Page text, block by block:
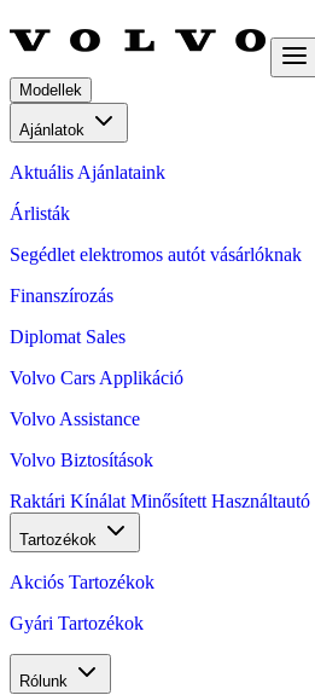
Modellek
Ajánlatok
Aktuális Ajánlataink
Árlisták
Segédlet elektromos autót vásárlóknak
Finanszírozás
Diplomat Sales
Volvo Cars Applikáció
Volvo Assistance
Volvo Biztosítások
Raktári Kínálat Minősített Használtautó
Tartozékok
Akciós Tartozékok
Gyári Tartozékok
Rólunk